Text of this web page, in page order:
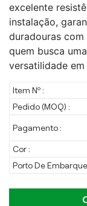
excelente
instalação,
duradouras
quem busca
versatilidade em
Item Nº :
Pedido (MOQ) :
Pagamento :
Cor :
Porto De